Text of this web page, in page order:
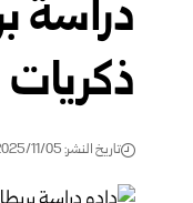
دراسة
تاريخ النشر: 2025/11/05 1:36 مساءً